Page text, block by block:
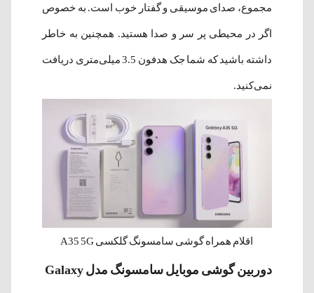
مجموع، صدای موسیقی و گفتار خوب است. به خصوص
اگر در محیطی پر سر و صدا هستید. همچنین به خاطر
داشته باشید که شما جک هدفون 3.5 میلی‌متری دریافت
نمی‌کنید.
اقلام همراه گوشی سامسونگ گلکسی A35 5G
دوربین گوشی موبایل سامسونگ مدل Galaxy